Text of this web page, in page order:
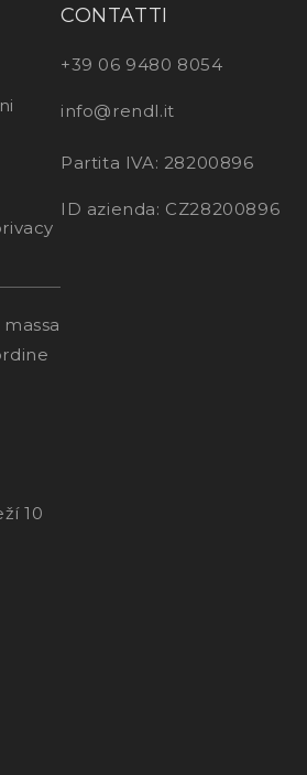
CONTATTI
+39 06 9480 8054
info@rendl.it
Partita IVA: 28200896
ID azienda: CZ28200896
10